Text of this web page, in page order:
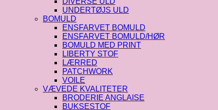
UNDERTØJS ULD
BOMULD
ENSFARVET BOMULD
ENSFARVET BOMULD/HØR
BOMULD MED PRINT
LIBERTY STOF
LÆRRED
PATCHWORK
VOILE
VÆVEDE KVALITETER
BRODERIE ANGLAISE
BUKSESTOF